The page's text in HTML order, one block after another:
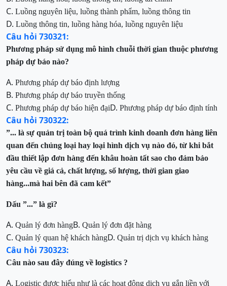
C. Luồng nguyên liệu, luồng thành phẩm, luồng thông tin
D. Luồng thông tin, luồng hàng hóa, luồng nguyên liệu
Câu hỏi 730321:
Phương pháp sử dụng mô hình chuỗi thời gian thuộc phương
pháp dự báo nào?
A. Phương pháp dự báo định lượng
B. Phương pháp dự báo truyền thống
C. Phương pháp dự báo hiện đạiD. Phương pháp dự báo định tính
Câu hỏi 730322:
”... là sự quản trị toàn bộ quá trình kinh doanh đơn hàng liên
quan đến chủng loại hay loại hình dịch vụ nào đó, từ khi bắt
đầu thiết lập đơn hàng đến khâu hoàn tất sao cho đảm bảo
yêu cầu về giá cả, chất lượng, số lượng, thời gian giao
hàng...mà hai bên đã cam kết”
Dấu ”...” là gì?
A. Quản lý đơn hàngB. Quản lý đơn đặt hàng
C. Quản lý quan hệ khách hàngD. Quản trị dịch vụ khách hàng
Câu hỏi 730323:
Câu nào sau đây đúng về logistics ?
A. Logistic được hiểu như là các hoạt động dịch vụ gắn liền với